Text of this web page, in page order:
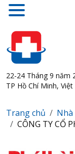
22-24 Tháng 9 năm
TP Hồ Chí Minh,
Trang chủ
CÔNG TY CỔ